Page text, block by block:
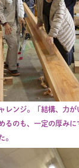
レンジ。「結構、力
るのも、一定の厚み
。